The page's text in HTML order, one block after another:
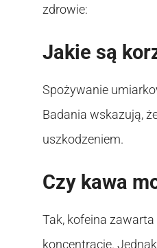
zdrowie:
Jakie są
Spożywanie
Badania wskazują,
uszkodzeniem.
Czy kawa
Tak, kofeina
koncentrację.